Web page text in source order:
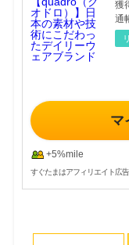
獲
通
マ
+5%mile
すぐたまはアフィリエイト広